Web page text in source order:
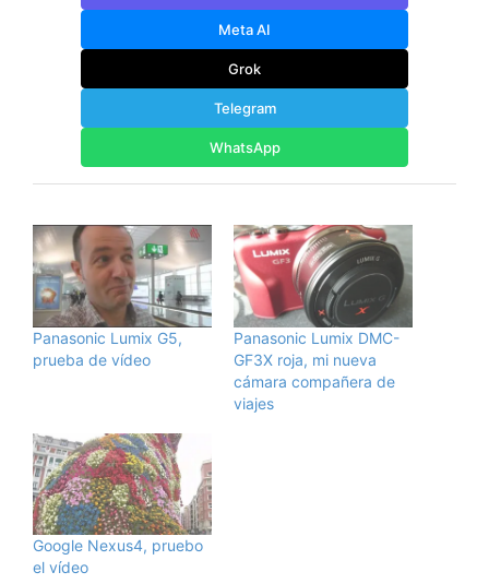
Meta AI
Grok
Telegram
WhatsApp
Panasonic Lumix G5,
prueba de vídeo
Panasonic Lumix DMC-
GF3X roja, mi nueva
cámara compañera de
viajes
Google Nexus4, pruebo
el vídeo